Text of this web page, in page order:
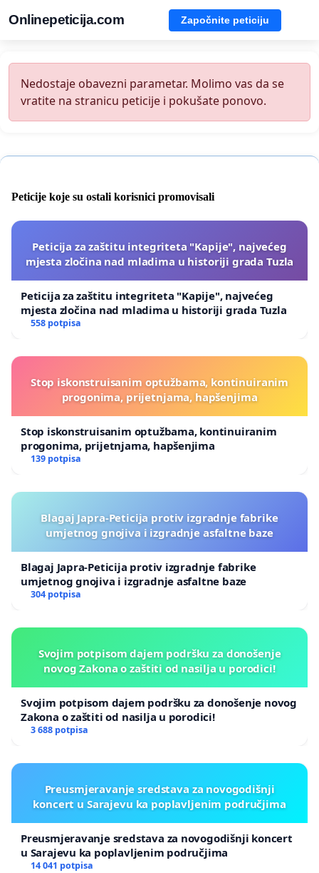
Onlinepeticija.com Započnite peticiju
Nedostaje obavezni parametar. Molimo vas da se
vratite na stranicu peticije i pokušate ponovo.
Peticije koje su ostali korisnici promovisali
Peticija za zaštitu integriteta "Kapije", najvećeg
mjesta zločina nad mladima u historiji grada Tuzla
Peticija za zaštitu integriteta "Kapije", najvećeg
mjesta zločina nad mladima u historiji grada Tuzla
558 potpisa
Stop iskonstruisanim optužbama, kontinuiranim
progonima, prijetnjama, hapšenjima
Stop iskonstruisanim optužbama, kontinuiranim
progonima, prijetnjama, hapšenjima
139 potpisa
Blagaj Japra-Peticija protiv izgradnje fabrike
umjetnog gnojiva i izgradnje asfaltne baze
Blagaj Japra-Peticija protiv izgradnje fabrike
umjetnog gnojiva i izgradnje asfaltne baze
304 potpisa
Svojim potpisom dajem podršku za donošenje
novog Zakona o zaštiti od nasilja u porodici!
Svojim potpisom dajem podršku za donošenje novog
Zakona o zaštiti od nasilja u porodici!
3 688 potpisa
Preusmjeravanje sredstava za novogodišnji
koncert u Sarajevu ka poplavljenim područjima
Preusmjeravanje sredstava za novogodišnji koncert
u Sarajevu ka poplavljenim područjima
14 041 potpisa